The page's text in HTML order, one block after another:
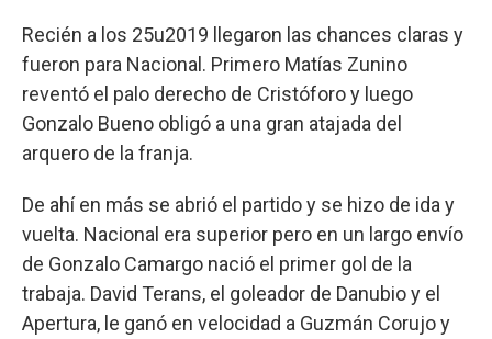
Recién a los 25u2019 llegaron las chances claras y
fueron para Nacional. Primero Matías Zunino
reventó el palo derecho de Cristóforo y luego
Gonzalo Bueno obligó a una gran atajada del
arquero de la franja.
De ahí en más se abrió el partido y se hizo de ida y
vuelta. Nacional era superior pero en un largo envío
de Gonzalo Camargo nació el primer gol de la
trabaja. David Terans, el goleador de Danubio y el
Apertura, le ganó en velocidad a Guzmán Corujo y